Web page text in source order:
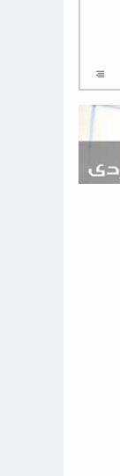
استخدام در صنعت هوانوردی کانادا با آموزش رایگان و حقوق ۱۲۷ هزار